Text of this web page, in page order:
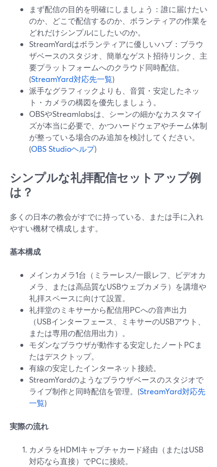
まず配信の目的を明確にしましょう：誰に届けたい
のか、どこで配信するのか、ボランティアの作業を
どれだけシンプルにしたいのか。
StreamYardはボランティアに優しいハブ：ブラウ
ザベースのスタジオ、簡単なゲスト招待リンク、主
要プラットフォームへのクラウド同時配信。
(StreamYard対応先一覧)
派手なグラフィックよりも、音質・安定したネッ
ト・カメラの構図を優先しましょう。
OBSやStreamlabsは、シーンの細かなカスタマイ
ズが本当に必要で、かつハードウェアやチーム体制
が整っている場合のみ追加を検討してください。
(OBS Studioヘルプ)
シンプルな礼拝配信セットアップ例
は？
多くの日本の教会がすでに持っている、または手に入れ
やすい機材で構成します。
基本構成
メインカメラ1台（ミラーレス/一眼レフ、ビデオカ
メラ、または高品質なUSBウェブカメラ）を講壇や
礼拝スペースに向けて設置。
礼拝堂のミキサーから配信用PCへの音声出力
（USBインターフェース、ミキサーのUSBアウト、
または専用の配信用出力）。
モダンなブラウザが動作する安定したノートPCま
たはデスクトップ。
有線の安定したインターネット接続。
StreamYardのようなブラウザベースのスタジオで
ライブ制作と同時配信を管理。(StreamYard対応先
一覧)
実際の流れ
カメラをHDMIキャプチャカード経由（またはUSB
対応なら直接）でPCに接続。